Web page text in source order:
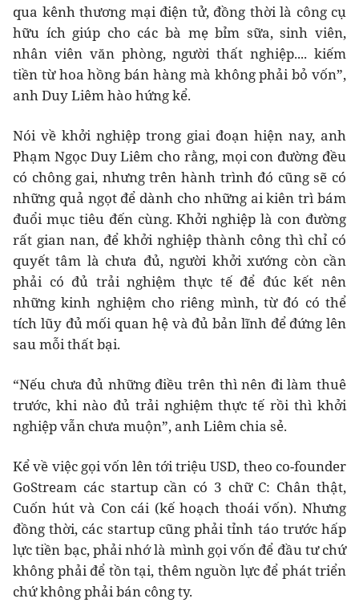
qua kênh thương mại điện tử, đồng thời là công cụ
hữu ích giúp cho các bà mẹ bỉm sữa, sinh viên,
nhân viên văn phòng, người thất nghiệp.... kiếm
tiền từ hoa hồng bán hàng mà không phải bỏ vốn”,
anh Duy Liêm hào hứng kể.
Nói về khởi nghiệp trong giai đoạn hiện nay, anh
Phạm Ngọc Duy Liêm cho rằng, mọi con đường đều
có chông gai, nhưng trên hành trình đó cũng sẽ có
những quả ngọt để dành cho những ai kiên trì bám
đuổi mục tiêu đến cùng. Khởi nghiệp là con đường
rất gian nan, để khởi nghiệp thành công thì chỉ có
quyết tâm là chưa đủ, người khởi xướng còn cần
phải có đủ trải nghiệm thực tế để đúc kết nên
những kinh nghiệm cho riêng mình, từ đó có thể
tích lũy đủ mối quan hệ và đủ bản lĩnh để đứng lên
sau mỗi thất bại.
“Nếu chưa đủ những điều trên thì nên đi làm thuê
trước, khi nào đủ trải nghiệm thực tế rồi thì khởi
nghiệp vẫn chưa muộn”, anh Liêm chia sẻ.
Kể về việc gọi vốn lên tới triệu USD, theo co-founder
GoStream các startup cần có 3 chữ C: Chân thật,
Cuốn hút và Con cái (kế hoạch thoái vốn). Nhưng
đồng thời, các startup cũng phải tỉnh táo trước hấp
lực tiền bạc, phải nhớ là mình gọi vốn để đầu tư chứ
không phải để tồn tại, thêm nguồn lực để phát triển
chứ không phải bán công ty.